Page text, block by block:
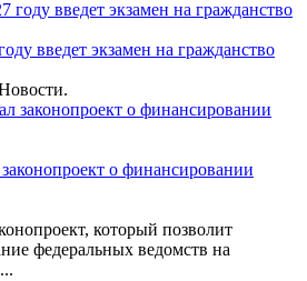
введет экзамен на гражданство
о финансировании
который позволит
федеральных ведомств на